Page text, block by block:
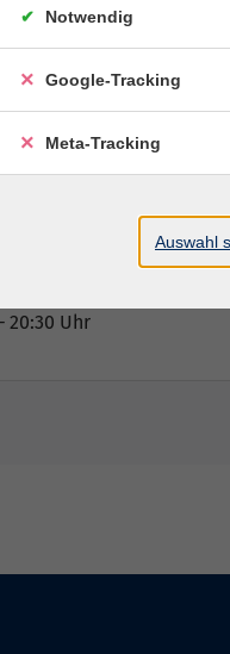
20:30 Uhr
20:30 Uhr
20:30 Uhr
20:30 Uhr
Notwendig
Google-Tracking
Meta-Tracking
Auswahl